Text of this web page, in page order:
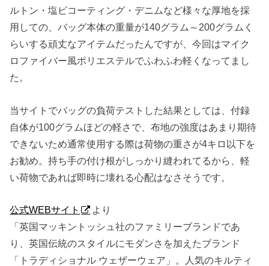
ルトン・塩ビコーティング・デニムなど様々な厚地を採
用しての、バッグ本体の重量が140グラム～200グラムく
らいする頑丈なアイテムだったんですが、今回はマイク
ロファイバー風ポリエステルでふわふわ軽くなってまし
た。
当サイトでバッグの負荷テストした結果としては、付録
自体が100グラムほどの軽さで、布地の強度はあまり期待
できないため通常使用する際は荷物の重さが4キロ以下を
お勧め。持ち手の付け根がしっかり縫われてるから、軽
い荷物であれば即時に壊れる心配はなさそうです。
公式WEBサイト
より
「英国マッキントッシュ社のファミリーブランドであ
り、英国伝統のスタイルにモダンさを加えたブランド
「トラディショナル ウェザーウェア」。人気のキルティ